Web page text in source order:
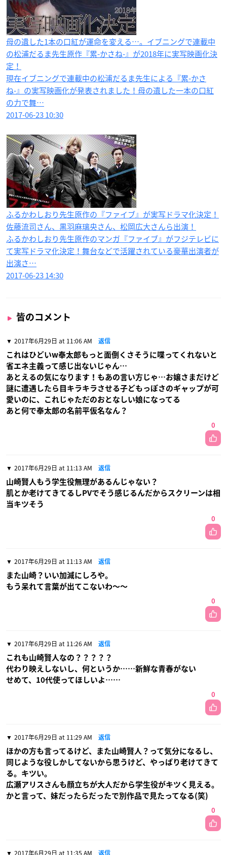
母の遺した1本の口紅が運命を変える…。イブニングで連載中
の松浦だるま先生原作『累-かさね-』が2018年に実写映画化決
定！
現在イブニングで連載中の松浦だるま先生による『累-かさ
ね-』の実写映画化が発表されました！母の遺した一本の口紅
の力で舞…
2017-06-23 10:30
ふるかわしおり先生原作の『ファイブ』が実写ドラマ化決定！
佐藤流司さん、黒羽麻璃央さん、松岡広大さんら出演！
ふるかわしおり先生原作のマンガ『ファイブ』がフジテレビに
て実写ドラマ化決定！舞台などで活躍されている豪華出演者が
出演さ…
2017-06-23 14:30
皆のコメント
2017年6月29日 at 11:06 AM 返信
これはひどいw奉太郎もっと面倒くさそうに喋ってくれないと
省エネ主義って感じ出ないじゃん…
あとえるの気になります！もあの言い方じゃ…お嬢さまだけど
謎に遭遇したら目キラキラさせる子どもっぽさのギャップが可
愛いのに、これじゃただのおとなしい娘になってる
あと何で奉太郎の名前平仮名なん？
0
2017年6月29日 at 11:13 AM 返信
山崎賢人もう学生役無理があるんじゃない？
肌とか老けてきてるしPVでそう感じるんだからスクリーンは相
当キツそう
0
2017年6月29日 at 11:13 AM 返信
また山崎？いい加減にしろや。
もう呆れて言葉が出てこないわ〜〜
0
2017年6月29日 at 11:26 AM 返信
これも山崎賢人なの？？？？？
代わり映えしないし、何というか……新鮮な青春がない
せめて、10代使ってほしいよ……
0
2017年6月29日 at 11:29 AM 返信
ほかの方も言ってるけど、また山崎賢人？って気分になるし、
同じような役しかしてないから思うけど、やっぱり老けてきて
る。キツい。
広瀬アリスさんも顔立ちが大人だから学生役がキツく見える。
かと言って、妹だったらだったで別作品で見たってなる(笑)
0
返信